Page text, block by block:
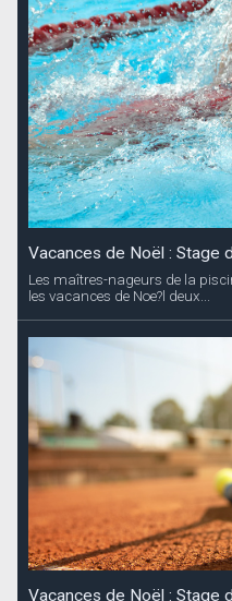
Vacances de Noël : Stage
Les maîtres-nageurs de la
les vacances de Noe?l deux...
Vacances de Noël : Stage